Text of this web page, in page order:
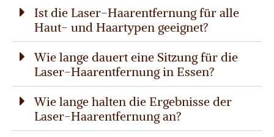
Ist die Laser-Haarentfernung für alle
Haut- und Haartypen geeignet?
Wie lange dauert eine Sitzung für die
Laser-Haarentfernung in Essen?
Wie lange halten die Ergebnisse der
Laser-Haarentfernung an?